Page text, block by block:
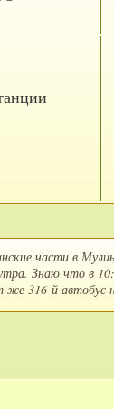
части в
Знаю что в
316-й автобус